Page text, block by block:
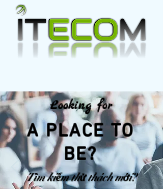
Looking for
A PLACE TO
BE?
Tìm kiếm thử thách mới?